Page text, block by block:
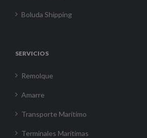
Boluda Shipping
SERVICIOS
Remolque
Amarre
Transporte Marítimo
Terminales Marítimas